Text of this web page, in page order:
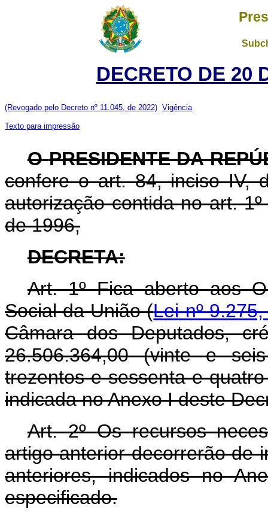
DECRETO DE 20
(Revogado pelo Decreto nº 11.045, de 2022) Vigência
Texto para impressão
O PRESIDENTE DA
confere o art. 84, inciso IV,
autorização contida no art.
de 1996,
DECRETA:
Art. 1º Fica aberto aos
Social da União (Lei nº
Câmara dos Deputados,
26.506.364,00 (vinte e
trezentos e sessenta e
indicada no Anexo I deste
Art. 2º Os recursos
artigo anterior decorrerão de
anteriores, indicados no
especificado.